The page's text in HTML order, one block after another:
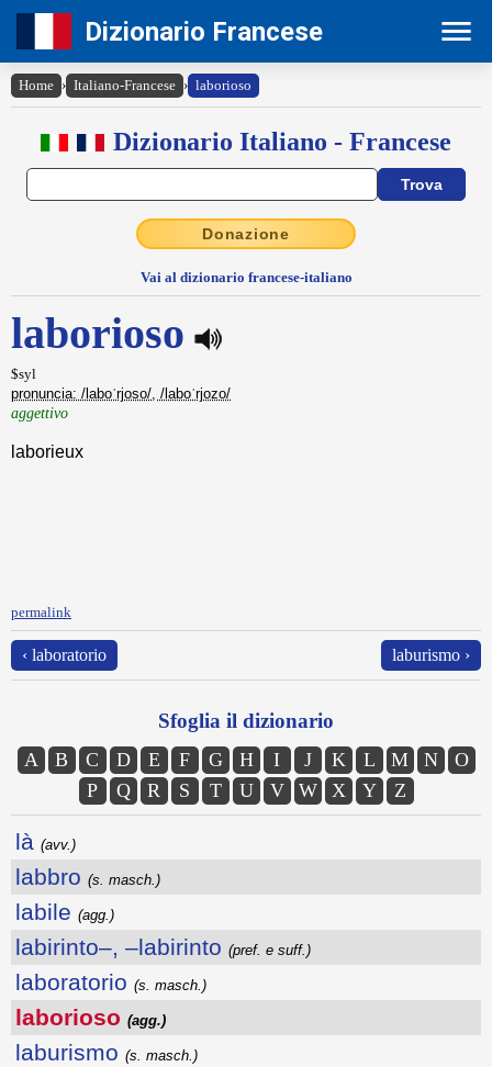
Dizionario Francese
Home › Italiano-Francese › laborioso
Dizionario Italiano - Francese
Donazione
Vai al dizionario francese-italiano
laborioso
$syl
pronuncia: /laboˈrjoso/, /laboˈrjozo/
aggettivo
laborieux
permalink
‹ laboratorio laburismo ›
Sfoglia il dizionario
A B C D E F G H I J K L M N
O
P
Q R S T U V W X Y Z
là (avv.)
labbro (s. masch.)
labile (agg.)
labirinto–, –labirinto (pref. e suff.)
laboratorio (s. masch.)
laborioso (agg.)
laburismo (s. masch.)